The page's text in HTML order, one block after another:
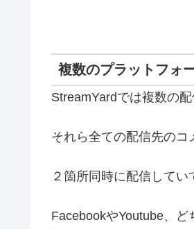
複数のプラットフォ
StreamYardでは複数の
それら全ての配信先のコ
２箇所同時に配信して
FacebookやYoutube、